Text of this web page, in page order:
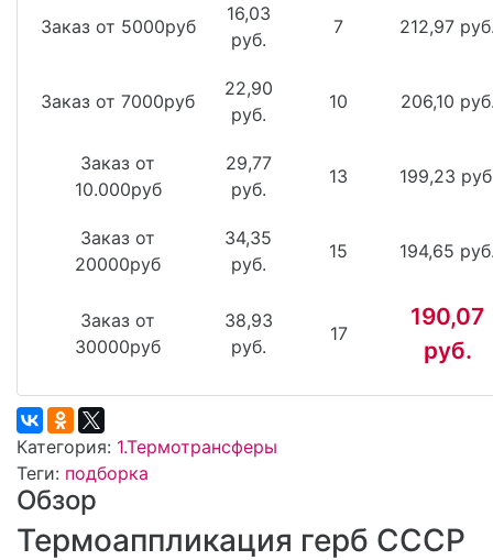
Заказ от 5000руб
16,03
руб.
7 212,97
Заказ от 7000руб
22,90
руб.
10 206,10
Заказ от
10.000руб
29,77
руб.
13 199,23
Заказ от
20000руб
34,35
руб.
15 194,65
Заказ от
30000руб
38,93
руб.
17
190,07
руб.
Категория: 1.Термотрансферы
Теги: подборка
Обзор
Термоаппликация герб СССР